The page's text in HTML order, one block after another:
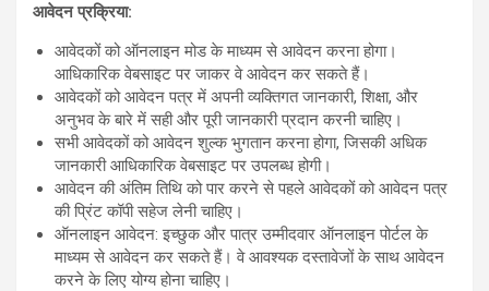
आवेदन प्रक्रिया:
आवेदकों को ऑनलाइन मोड के माध्यम से आवेदन करना होगा।
आधिकारिक वेबसाइट पर जाकर वे आवेदन कर सकते हैं।
आवेदकों को आवेदन पत्र में अपनी व्यक्तिगत जानकारी, शिक्षा, और
अनुभव के बारे में सही और पूरी जानकारी प्रदान करनी चाहिए।
सभी आवेदकों को आवेदन शुल्क भुगतान करना होगा, जिसकी अधिक
जानकारी आधिकारिक वेबसाइट पर उपलब्ध होगी।
आवेदन की अंतिम तिथि को पार करने से पहले आवेदकों को आवेदन पत्र
की प्रिंट कॉपी सहेज लेनी चाहिए।
ऑनलाइन आवेदन: इच्छुक और पात्र उम्मीदवार ऑनलाइन पोर्टल के
माध्यम से आवेदन कर सकते हैं। वे आवश्यक दस्तावेजों के साथ आवेदन
करने के लिए योग्य होना चाहिए।